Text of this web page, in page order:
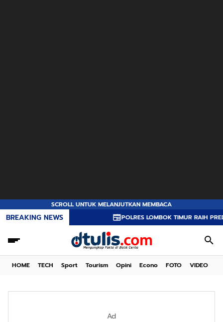
SCROLL UNTUK MELANJUTKAN MEMBACA
BREAKING NEWS POLRES LOMBOK TIMUR RAIH PREDIKAT A
HOME TECH Sport Tourism Opini Econo FOTO VIDEO
Ad